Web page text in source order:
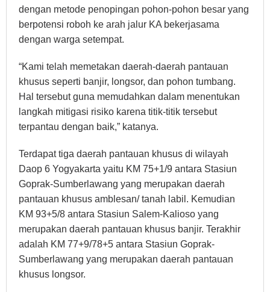
dengan metode penopingan pohon-pohon besar yang
berpotensi roboh ke arah jalur KA bekerjasama
dengan warga setempat.
“Kami telah memetakan daerah-daerah pantauan
khusus seperti banjir, longsor, dan pohon tumbang.
Hal tersebut guna memudahkan dalam menentukan
langkah mitigasi risiko karena titik-titik tersebut
terpantau dengan baik,” katanya.
Terdapat tiga daerah pantauan khusus di wilayah
Daop 6 Yogyakarta yaitu KM 75+1/9 antara Stasiun
Goprak-Sumberlawang yang merupakan daerah
pantauan khusus amblesan/ tanah labil. Kemudian
KM 93+5/8 antara Stasiun Salem-Kalioso yang
merupakan daerah pantauan khusus banjir. Terakhir
adalah KM 77+9/78+5 antara Stasiun Goprak-
Sumberlawang yang merupakan daerah pantauan
khusus longsor.